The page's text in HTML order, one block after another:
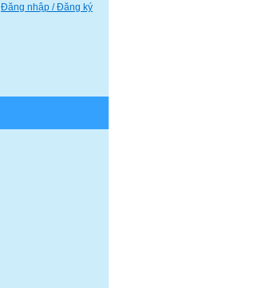
Đăng nhập / Đăng ký